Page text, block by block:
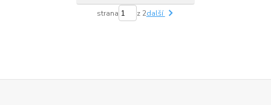
strana z 2další